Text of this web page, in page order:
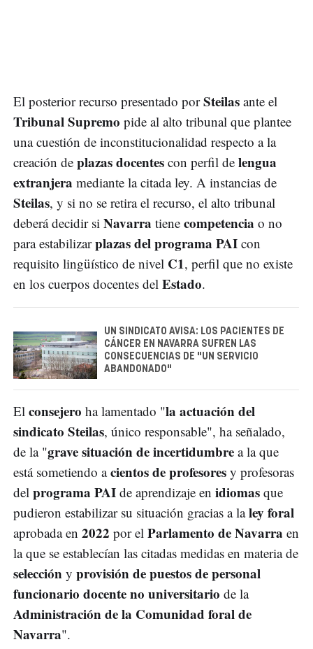
El posterior recurso presentado porSteilas ante el
Tribunal Supremo pide al alto tribunal que plantee
una cuestión de inconstitucionalidad respecto a la
creación de plazas docentes con perfil de lengua
extranjera mediante la citada ley. A instancias de
Steilas, y si no se retira el recurso, el alto tribunal
deberá decidir si Navarra tiene competencia o no
para estabilizarplazas del programa PAI con
requisito lingüístico de nivel C1, perfil que no existe
en los cuerpos docentes del Estado.
UN SINDICATO AVISA: LOS PACIENTES DE
CÁNCER EN NAVARRA SUFREN LAS
CONSECUENCIAS DE "UN SERVICIO
ABANDONADO"
El consejero ha lamentado "la actuación del
sindicato Steilas, único responsable", ha señalado,
de la "grave situación de incertidumbre a la que
está sometiendo acientos de profesores y profesoras
del programa PAI de aprendizaje en idiomas que
pudieron estabilizar su situación gracias a laley foral
aprobada en 2022 por el Parlamento de Navarra en
la que se establecían las citadas medidas en materia de
selección y provisión de puestos de personal
funcionario docente no universitario de la
Administración de la Comunidad foral de
Navarra".